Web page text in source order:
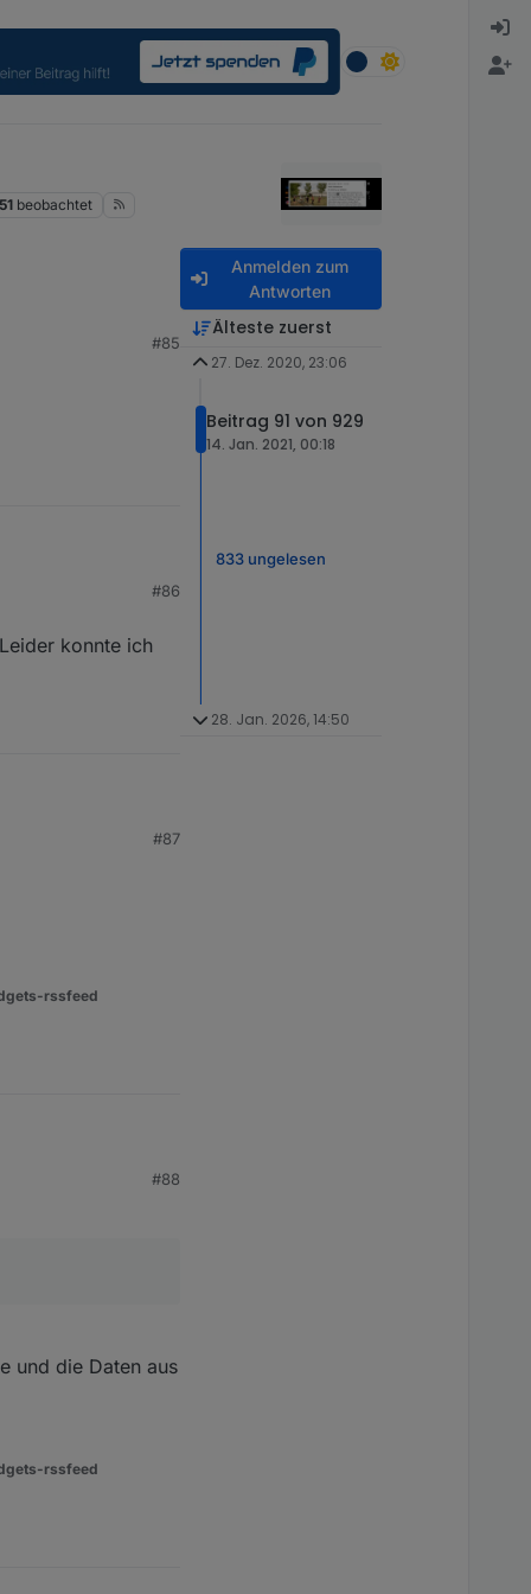
51 beobachtet
#85
#86
konnte ich
#87
rssfeed
#88
und die Daten aus
rssfeed
Anmelden zum
Antworten
Älteste zuerst
27. Dez. 2020, 23:06
Beitrag 91 von 929
14. Jan. 2021, 00:18
833 ungelesen
28. Jan. 2026, 14:50